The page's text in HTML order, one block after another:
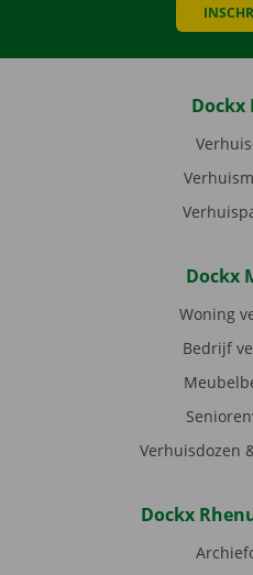
Dockx
Dockx
Woning
Bedrijf
Verhuisdozen
Dockx